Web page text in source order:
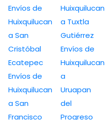
Envíos de
Huixquilucan
a San
Cristóbal
Ecatepec
Envíos de
Huixquilucan
a San
Francisco
Huixquilucan
a Tuxtla
Gutiérrez
Envíos de
Huixquilucan
a
Uruapan
del
Progreso